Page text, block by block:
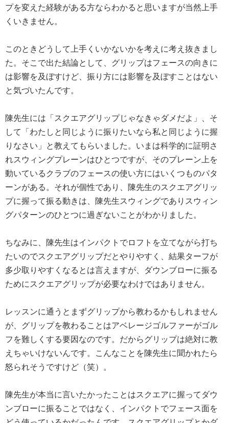
プを変えた経験がある方ならわかると思いますが当然上手
くいきません。
このときどうして上手くいかないかを考えに考え抜きまし
た。そこで出た結論として、グリップはフェースの向きに
は影響を及ぼすけど、振り方には影響を及ぼすことはない
と気づいたんです。
陳先生には「スクエアグリップじゃなきゃダメだよ」、そ
して「わたしと同じように振りたいなら私と同じように握
りなさい」と教えてもらいました。いまは科学的に証明さ
れスウィングプレーンはひとつですが、そのプレーン上を
動いているクラブのフェースの使い方にはいくつものパタ
ーンがある。それが個性であり、陳先生のスクエアグリッ
プに握って振る動きは、陳先生スウィングでありスウィン
グパターンのひとつに過ぎないことがわかりました。
ちなみに、陳先生はインパクトでロフトを立てながら打ち
たいのでスクエアグリップだとやりやすく、結果ターフが
多少取りやすくなるとは言えますが、ダウンブローに振る
ためにスクエアグリップが必要なわけではありません。
レッスンに通うとまずグリップから教わるかもしれません
が、グリップを教わることはアベレージゴルファーがゴル
フを難しくする要因なのです。だからグリップは絶対に教
えちゃいけないんです。こんなことを陳先生に聞かれたら
怒られそうですけど（笑）。
陳先生が本当に言いたかったことはスクエアに握ってダウ
ンブローに振ることではなく、インパクトでフェース面を